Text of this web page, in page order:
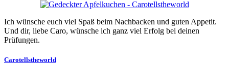
Ich wünsche euch viel Spaß beim Nachbacken und guten Appetit.
Und dir, liebe Caro, wünsche ich ganz viel Erfolg bei deinen
Prüfungen.
Carotellstheworld